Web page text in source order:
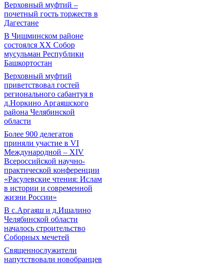
Верховный муфтий –
почетный гость торжеств в
Дагестане
В Чишминском районе
состоялся XX Собор
мусульман Республики
Башкортостан
Верховный муфтий
приветствовал гостей
регионального сабантуя в
д.Норкино Аргаяшского
района Челябинской
области
Более 900 делегатов
приняли участие в VI
Международной – ХIV
Всероссийской научно-
практической конференции
«Расулевские чтения: Ислам
в истории и современной
жизни России»
В с.Аргаяш и д.Ишалино
Челябинской области
началось строительство
Соборных мечетей
Священнослужители
напутствовали новобранцев